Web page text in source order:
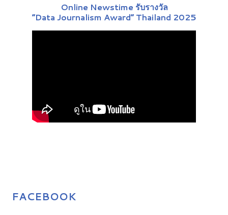
Online Newstime รับรางวัล
“Data Journalism Award” Thailand 2025
FACEBOOK